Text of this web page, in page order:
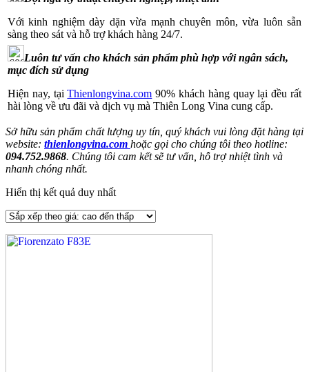
Với kinh nghiệm dày dặn vừa mạnh chuyên môn, vừa luôn sẵn
sàng theo sát và hỗ trợ khách hàng 24/7.
Luôn tư vấn cho khách sản phẩm phù hợp với ngân sách,
mục đích sử dụng
Hiện nay, tạiThienlongvina.com 90% khách hàng quay lại đều rất
hài lòng về ưu đãi và dịch vụ mà Thiên Long Vina cung cấp.
Sở hữu sản phẩm chất lượng uy tín, quý khách vui lòng đặt hàng tại
website: thienlongvina.com hoặc gọi cho chúng tôi theo hotline:
094.752.9868. Chúng tôi cam kết sẽ tư vấn, hỗ trợ nhiệt tình và
nhanh chóng nhất.
Hiển thị kết quả duy nhất